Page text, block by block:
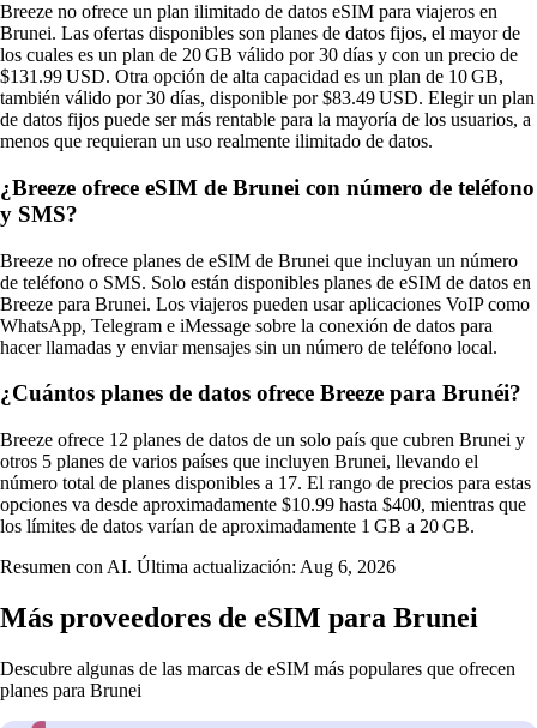
Breeze no ofrece un plan ilimitado de datos eSIM para viajeros en
Brunei. Las ofertas disponibles son planes de datos fijos, el mayor de
los cuales es un plan de 20 GB válido por 30 días y con un precio de
$131.99 USD. Otra opción de alta capacidad es un plan de 10 GB,
también válido por 30 días, disponible por $83.49 USD. Elegir un plan
de datos fijos puede ser más rentable para la mayoría de los usuarios, a
menos que requieran un uso realmente ilimitado de datos.
¿Breeze ofrece eSIM de Brunei con número de teléfono
y SMS?
Breeze no ofrece planes de eSIM de Brunei que incluyan un número
de teléfono o SMS. Solo están disponibles planes de eSIM de datos en
Breeze para Brunei. Los viajeros pueden usar aplicaciones VoIP como
WhatsApp, Telegram e iMessage sobre la conexión de datos para
hacer llamadas y enviar mensajes sin un número de teléfono local.
¿Cuántos planes de datos ofrece Breeze para Brunéi?
Breeze ofrece 12 planes de datos de un solo país que cubren Brunei y
otros 5 planes de varios países que incluyen Brunei, llevando el
número total de planes disponibles a 17. El rango de precios para estas
opciones va desde aproximadamente $10.99 hasta $400, mientras que
los límites de datos varían de aproximadamente 1 GB a 20 GB.
Resumen con AI. Última actualización: Aug 6, 2026
Más proveedores de eSIM para Brunei
Descubre algunas de las marcas de eSIM más populares que ofrecen
planes para Brunei